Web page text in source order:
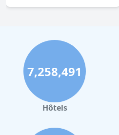
7,258,491
Hôtels